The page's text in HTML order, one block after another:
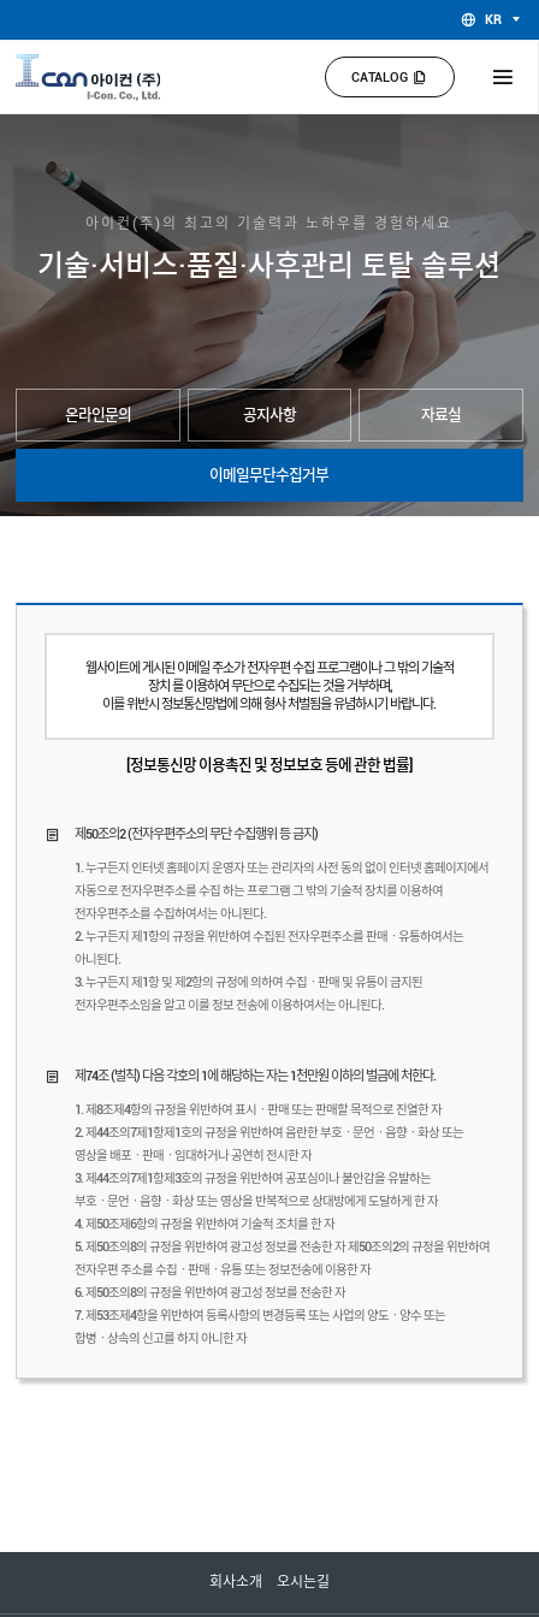
KR
CATALOG
아이컨(주)의 최고의 기술력과 노하우를 경험하세요
기술·서비스·품질·사후관리 토탈 솔루션
온라인문의 공지사항 자료실
이메일무단수집거부
웹사이트에 게시된 이메일 주소가 전자우편 수집 프로그램이나 그 밖의 기술적
장치 를 이용하여 무단으로 수집되는 것을 거부하며,
이를 위반시 정보통신망법에 의해 형사 처벌됨을 유념하시기 바랍니다.
[정보통신망 이용촉진 및 정보보호 등에 관한 법률]
제50조의2 (전자우편주소의 무단 수집행위 등 금지)
1. 누구든지 인터넷 홈페이지 운영자 또는 관리자의 사전 동의 없이 인터넷 홈페이지에서
자동으로 전자우편주소를 수집 하는 프로그램 그 밖의 기술적 장치를 이용하여
전자우편주소를 수집하여서는 아니된다.
2. 누구든지 제1항의 규정을 위반하여 수집된 전자우편주소를 판매ㆍ유통하여서는
아니된다.
3. 누구든지 제1항 및 제2항의 규정에 의하여 수집ㆍ판매 및 유통이 금지된
전자우편주소임을 알고 이를 정보 전송에 이용하여서는 아니된다.
제74조 (벌칙) 다음 각호의 1에 해당하는 자는 1천만원 이하의 벌금에 처한다.
1. 제8조제4항의 규정을 위반하여 표시ㆍ판매 또는 판매할 목적으로 진열한 자
2. 제44조의7제1항제1호의 규정을 위반하여 음란한 부호ㆍ문언ㆍ음향ㆍ화상 또는
영상을 배포ㆍ판매ㆍ임대하거나 공연히 전시한 자
3. 제44조의7제1항제3호의 규정을 위반하여 공포심이나 불안감을 유발하는
부호ㆍ문언ㆍ음향ㆍ화상 또는 영상을 반복적으로 상대방에게 도달하게 한 자
4. 제50조제6항의 규정을 위반하여 기술적 조치를 한 자
5. 제50조의8의 규정을 위반하여 광고성 정보를 전송한 자 제50조의2의 규정을 위반하여
전자우편 주소를 수집ㆍ판매ㆍ유통 또는 정보전송에 이용한 자
6. 제50조의8의 규정을 위반하여 광고성 정보를 전송한 자
7. 제53조제4항을 위반하여 등록사항의 변경등록 또는 사업의 양도ㆍ양수 또는
합병ㆍ상속의 신고를 하지 아니한 자
회사소개 오시는길